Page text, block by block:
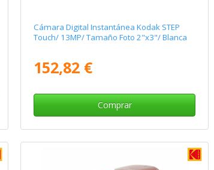
Cámara Digital Instantánea Kodak STEP
Touch/ 13MP/ Tamaño Foto 2"x3"/ Blanca
152,82 €
Comprar